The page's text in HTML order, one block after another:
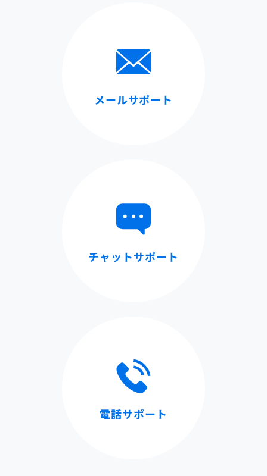
メールサポート
チャットサポート
電話サポート